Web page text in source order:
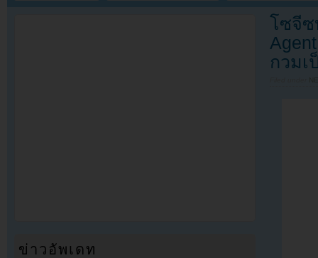
โซจีซ
กวมเ
ข่าวอัพเดท